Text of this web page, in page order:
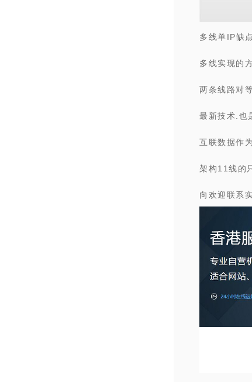
多线单IP缺
多线实现的
两条线路对
最新技术.也
互联数据作
架构11线的
向欢迎联系